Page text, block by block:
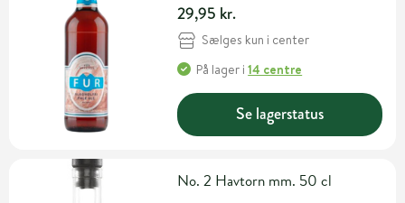
29,95 kr.
Sælges kun i center
På lager i14 centre
Se lagerstatus
No. 2 Havtorn mm. 50 cl